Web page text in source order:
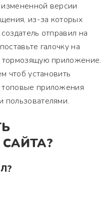
версии
из-за которых
отправил на
галочку на
тормозящую приложение.
чтоб установить
топовые приложения
пользователями.